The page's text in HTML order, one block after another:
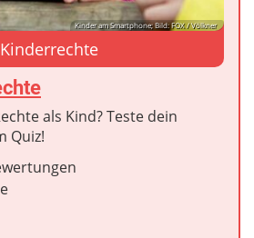
Kinder am Smartphone; Bild: FOX / Völkner
als Kind? Teste dein
Quiz!